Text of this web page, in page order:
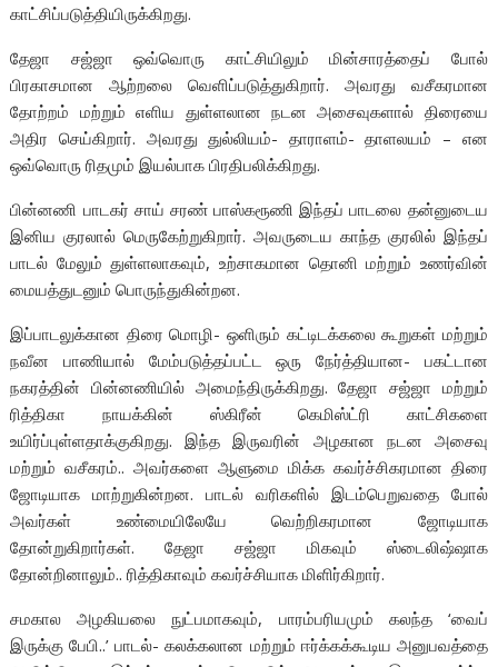
காட்சிப்படுத்தியிருக்கிறது.
தேஜா சஜ்ஜா ஒவ்வொரு காட்சியிலும் மின்சாரத்தைப் போல்
பிரகாசமான ஆற்றலை வெளிப்படுத்துகிறார். அவரது வசீகரமான
தோற்றம் மற்றும் எளிய துள்ளலான நடன அசைவுகளால் திரையை
அதிர செய்கிறார். அவரது துல்லியம்- தாராளம்- தாளலயம் – என
ஒவ்வொரு ரிதமும் இயல்பாக பிரதிபலிக்கிறது.
பின்னணி பாடகர் சாய் சரண் பாஸ்கரூணி இந்தப் பாடலை தன்னுடைய
இனிய குரலால் மெருகேற்றுகிறார். அவருடைய காந்த குரலில் இந்தப்
பாடல் மேலும் துள்ளலாகவும், உற்சாகமான தொனி மற்றும் உணர்வின்
மையத்துடனும் பொருந்துகின்றன.
இப்பாடலுக்கான திரை மொழி- ஒளிரும் கட்டிடக்கலை கூறுகள் மற்றும்
நவீன பாணியால் மேம்படுத்தப்பட்ட ஒரு நேர்த்தியான- பகட்டான
நகரத்தின் பின்னணியில் அமைந்திருக்கிறது. தேஜா சஜ்ஜா மற்றும்
ரித்திகா நாயக்கின் ஸ்கிரீன் கெமிஸ்ட்ரி காட்சிகளை
உயிர்ப்புள்ளதாக்குகிறது. இந்த இருவரின் அழகான நடன அசைவு
மற்றும் வசீகரம்.. அவர்களை ஆளுமை மிக்க கவர்ச்சிகரமான திரை
ஜோடியாக மாற்றுகின்றன. பாடல் வரிகளில் இடம்பெறுவதை போல்
அவர்கள் உண்மையிலேயே வெற்றிகரமான ஜோடியாக
தோன்றுகிறார்கள். தேஜா சஜ்ஜா மிகவும் ஸ்டைலிஷ்ஷாக
தோன்றினாலும்.. ரித்திகாவும் கவர்ச்சியாக மிளிர்கிறார்.
சமகால அழகியலை நுட்பமாகவும், பாரம்பரியமும் கலந்த ‘வைப்
இருக்கு பேபி..’ பாடல்- கலக்கலான மற்றும் ஈர்க்கக்கூடிய அனுபவத்தை